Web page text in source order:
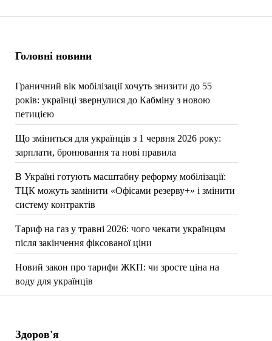
Головні новини
Граничний вік мобілізації хочуть знизити до 55
років: українці звернулися до Кабміну з новою
петицією
Що зміниться для українців з 1 червня 2026 року:
зарплати, бронювання та нові правила
В Україні готують масштабну реформу мобілізації:
ТЦК можуть замінити «Офісами резерву+» і змінити
систему контрактів
Тариф на газ у травні 2026: чого чекати українцям
після закінчення фіксованої ціни
Новий закон про тарифи ЖКП: чи зросте ціна на
воду для українців
Здоров'я